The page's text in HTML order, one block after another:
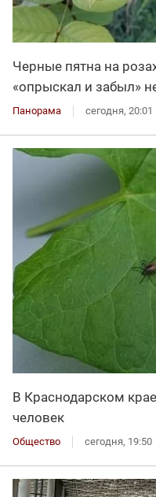
Черные пятна на
«опрыскал и забыл»
Панорама сегодня, 20:01
В Краснодарском
человек
Общество сегодня, 19:50